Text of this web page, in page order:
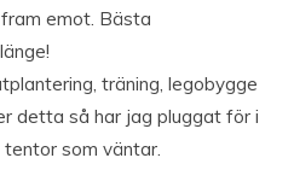
emot. Bästa
träning, legobygge
detta så har jag pluggat för i
som väntar.